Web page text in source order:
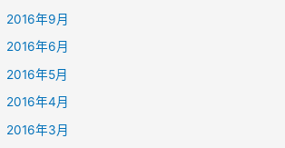
2016年9月
2016年6月
2016年5月
2016年4月
2016年3月